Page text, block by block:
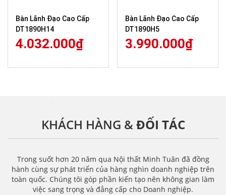
Bàn Lãnh Đạo Cao Cấp
DT1890H14
4.032.000₫
Bàn Lãnh Đạo Cao Cấp
DT1890H5
3.990.000₫
KHÁCH HÀNG &ĐỐI TÁC
Trong suốt hơn 20 năm qua Nội thất Minh Tuân đã đồng
hành cùng sự phát triển của hàng nghìn doanh nghiệp trên
toàn quốc. Chúng tôi góp phần kiến tạo nên không gian làm
việc sang trọng và đẳng cấp cho Doanh nghiệp.